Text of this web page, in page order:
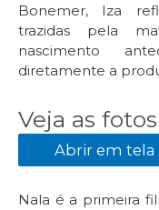
Bonemer, Iza
trazidas pela
nascimento
diretamente a
Veja as fotos
Abrir em tela
Nala é a primeira